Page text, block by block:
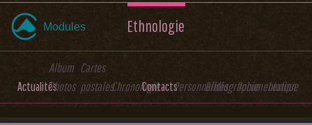
Modules Ethnologie
Actualités
Album
Photos
Cartes
postalesChronologieContactsPersonnalitésBibliographieDocumentation
Lexique